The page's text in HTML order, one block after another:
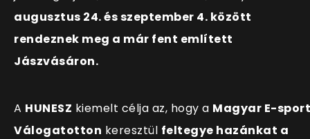
augusztus 24. és szeptember 4. között
rendeznek meg a már fent említett
Jászvásáron.
A HUNESZ kiemelt célja az, hogy a Magyar E-sport
Válogatotton keresztül feltegye hazánkat a